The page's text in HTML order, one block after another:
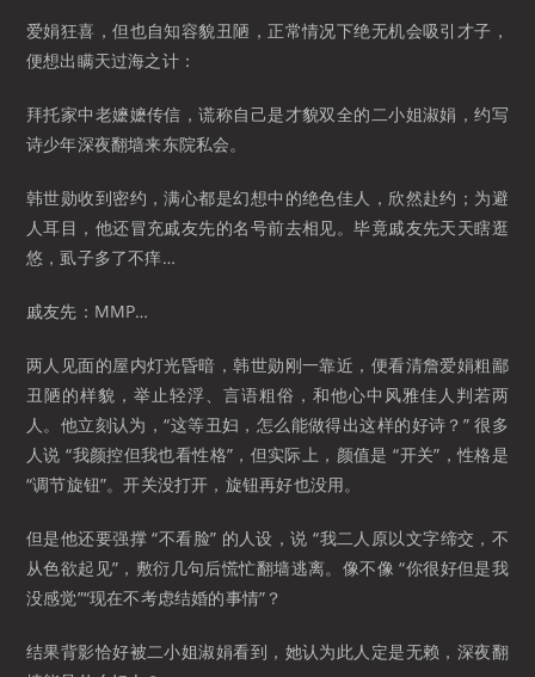
爱娟狂喜，但也自知容貌丑陋，正常情况下绝无机会吸引才子，
便想出瞒天过海之计：
拜托家中老嬷嬷传信，谎称自己是才貌双全的二小姐淑娟，约写
诗少年深夜翻墙来东院私会。
韩世勋收到密约，满心都是幻想中的绝色佳人，欣然赴约；为避
人耳目，他还冒充戚友先的名号前去相见。毕竟戚友先天天瞎逛
悠，虱子多了不痒…
戚友先：MMP…
两人见面的屋内灯光昏暗，韩世勋刚一靠近，便看清詹爱娟粗鄙
丑陋的样貌，举止轻浮、言语粗俗，和他心中风雅佳人判若两
人。他立刻认为，“这等丑妇，怎么能做得出这样的好诗？” 很多
人说 “我颜控但我也看性格”，但实际上，颜值是 “开关”，性格是
“调节旋钮”。开关没打开，旋钮再好也没用。
但是他还要强撑 “不看脸” 的人设，说 “我二人原以文字缔交，不
从色欲起见”，敷衍几句后慌忙翻墙逃离。像不像 “你很好但是我
没感觉”“现在不考虑结婚的事情”？
结果背影恰好被二小姐淑娟看到，她认为此人定是无赖，深夜翻